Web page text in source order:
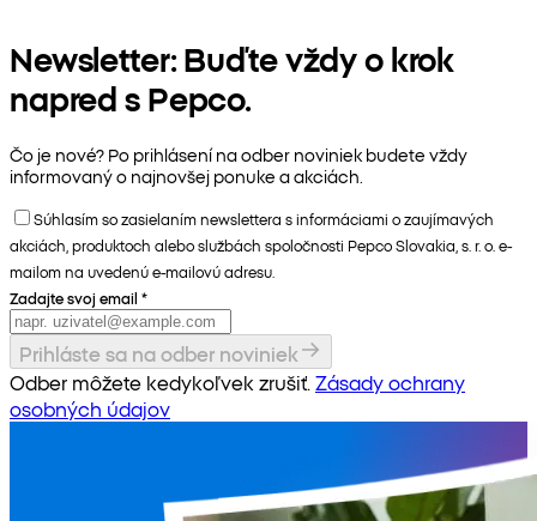
Newsletter: Buďte vždy o krok
napred s Pepco.
Čo je nové? Po prihlásení na odber noviniek budete vždy
informovaný o najnovšej ponuke a akciách.
Súhlasím so zasielaním newslettera s informáciami o zaujímavých
akciách, produktoch alebo službách spoločnosti Pepco Slovakia, s. r. o. e-
mailom na uvedenú e-mailovú adresu.
Zadajte svoj email *
Prihláste sa na odber noviniek
Odber môžete kedykoľvek zrušiť. Zásady ochrany
osobných údajov